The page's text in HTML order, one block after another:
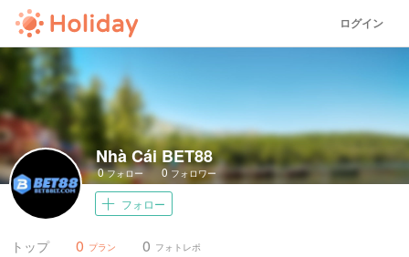
ログイン
Nhà Cái BET88
0フォロー 0 フォロワー
フォロー
トップ プラン
0 フォトレポ
0